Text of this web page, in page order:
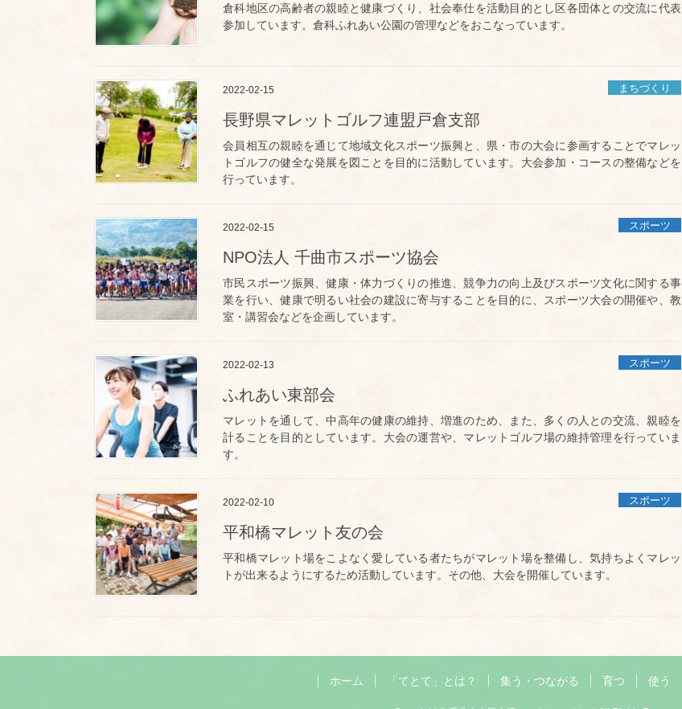
倉科地区の高齢者の親睦と健康づくり、社会奉仕を活動目的とし区各団体との交流に代表
参加しています。倉科ふれあい公園の管理などをおこなっています。
2022-02-15 まちづくり
長野県マレットゴルフ連盟戸倉支部
会員相互の親睦を通じて地域文化スポーツ振興と、県・市の大会に参画することでマレッ
トゴルフの健全な発展を図ことを目的に活動しています。大会参加・コースの整備などを
行っています。
2022-02-15 スポーツ
NPO法人 千曲市スポーツ協会
市民スポーツ振興、健康・体力づくりの推進、競争力の向上及びスポーツ文化に関する事
業を行い、健康で明るい社会の建設に寄与することを目的に、スポーツ大会の開催や、教
室・講習会などを企画しています。
2022-02-13 スポーツ
ふれあい東部会
マレットを通して、中高年の健康の維持、増進のため、また、多くの人との交流、親睦を
計ることを目的としています。大会の運営や、マレットゴルフ場の維持管理を行っていま
す。
2022-02-10 スポーツ
平和橋マレット友の会
平和橋マレット場をこよなく愛している者たちがマレット場を整備し、気持ちよくマレッ
トが出来るようにするため活動しています。その他、大会を開催しています。
ホーム 「てとて」とは？ 集う・つながる 育つ 使う